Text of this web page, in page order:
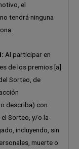
el
tendrá ninguna
Al participar en
de los premios [a]
Sorteo, de
describa) con
Sorteo, y/o la
incluyendo, sin
muerte o